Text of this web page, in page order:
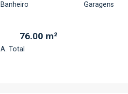
Banheiro Garagens
76.00 m²
A. Total